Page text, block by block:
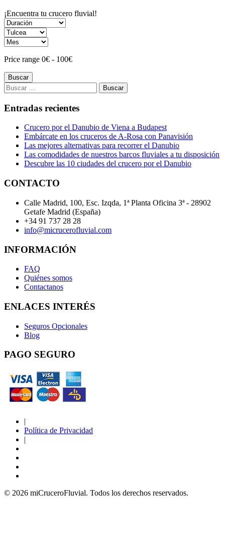
¡Encuentra tu crucero fluvial!
Price range 0€ - 100€
Buscar
Buscar:
Entradas recientes
Crucero por el Danubio de Viena a Budapest
Embárcate en los cruceros de A-Rosa con Panavisión
Las mejores alternativas para recorrer el Danubio
Las comodidades de nuestros barcos fluviales a tu disposición
Descubre las 10 ciudades del crucero por el Danubio
CONTACTO
Calle Madrid, 100, Esc. Izqda, 1ª Planta Oficina 3ª - 28902
Getafe Madrid (España)
+34 91 737 28 28
info@micrucerofluvial.com
INFORMACIÓN
FAQ
Quiénes somos
Contactanos
ENLACES INTERÉS
Seguros Opcionales
Blog
PAGO SEGURO
|
Política de Privacidad
|
© 2026 miCruceroFluvial. Todos los derechos reservados.